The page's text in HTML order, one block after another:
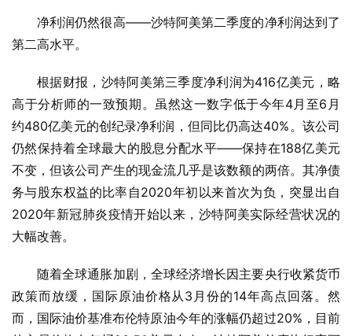
净利润仍然很高——沙特阿美第二季度的净利润达到了
第二高水平。
根据财报，沙特阿美第三季度净利润为416亿美元，略
高于分析师的一致预期。虽然这一数字低于今年4月至6月
约480亿美元的创纪录净利润，但同比仍高达40%。该公司
仍然保持着全球最大的股息分配水平——保持在188亿美元
不变，但该公司产生的现金流几乎是该数额的两倍。其净债
务与股东权益的比率自2020年初以来首次为负，突显出自
2020年新冠肺炎疫情开始以来，沙特阿美实际经营状况的
大幅改善。
随着全球通胀加剧，全球经济增长因主要央行收紧货币
政策而放缓，国际原油价格从3月份的14年高点回落。然
而，国际油价基准布伦特原油今年的涨幅仍超过20%，目前